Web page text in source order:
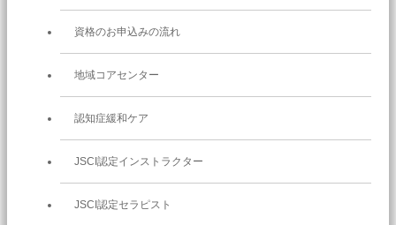
資格のお申込みの流れ
地域コアセンター
認知症緩和ケア
JSCI認定インストラクター
JSCI認定セラピスト